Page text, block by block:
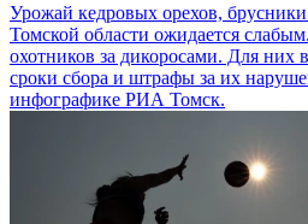
Урожай кедровых орехов,
Томской области ожидается
охотников за дикоросами. Для них
сроки сбора и штрафы за их
инфографике РИА Томск.